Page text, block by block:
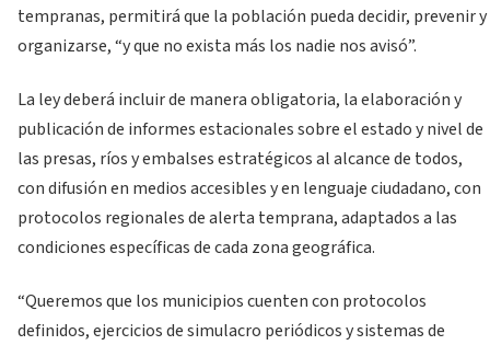
tempranas, permitirá que la población pueda decidir, prevenir y
organizarse, “y que no exista más los nadie nos avisó”.
La ley deberá incluir de manera obligatoria, la elaboración y
publicación de informes estacionales sobre el estado y nivel de
las presas, ríos y embalses estratégicos al alcance de todos,
con difusión en medios accesibles y en lenguaje ciudadano, con
protocolos regionales de alerta temprana, adaptados a las
condiciones específicas de cada zona geográfica.
“Queremos que los municipios cuenten con protocolos
definidos, ejercicios de simulacro periódicos y sistemas de